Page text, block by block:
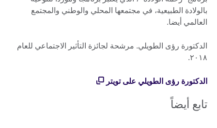
بالولادة الطبيعية، في مجتمعها المحلي والوطني والمجتمع
العالمي أيضا.
الدكتورة رؤى الطويلي. مرشحة لجائزة التأثير الاجتماعي للعام
٢٠١٨.
الدكتورة رؤى الطويلي على تويتر
تابع أيضاً